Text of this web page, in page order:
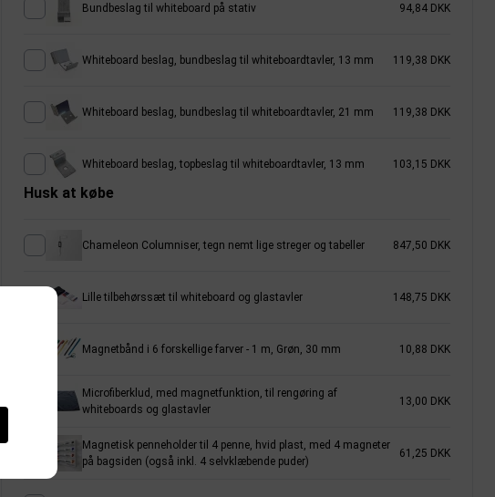
Bundbeslag til whiteboard på stativ 94,84 DKK
Whiteboard beslag, bundbeslag til whiteboardtavler, 13 mm 119,38 DKK
Whiteboard beslag, bundbeslag til whiteboardtavler, 21 mm 119,38 DKK
Whiteboard beslag, topbeslag til whiteboardtavler, 13 mm 103,15 DKK
Husk at købe
Chameleon Columniser, tegn nemt lige streger og tabeller 847,50 DKK
Lille tilbehørssæt til whiteboard og glastavler 148,75 DKK
Magnetbånd i 6 forskellige farver - 1 m, Grøn, 30 mm 10,88 DKK
Microfiberklud, med magnetfunktion, til rengøring af
whiteboards og glastavler
13,00 DKK
Magnetisk penneholder til 4 penne, hvid plast, med 4 magneter
på bagsiden (også inkl. 4 selvklæbende puder)
61,25 DKK